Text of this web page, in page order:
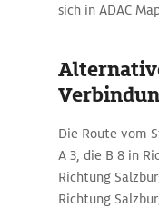
sich in ADAC
Die Route vom
A 3, die B 8 in
Richtung
Richtung